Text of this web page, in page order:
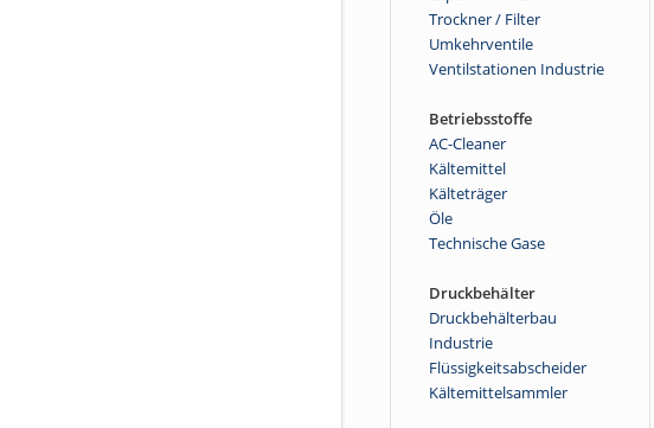
Trockner / Filter
Umkehrventile
Ventilstationen Industrie
Betriebsstoffe
AC-Cleaner
Kältemittel
Kälteträger
Öle
Technische Gase
Druckbehälter
Druckbehälterbau
Industrie
Flüssigkeitsabscheider
Kältemittelsammler